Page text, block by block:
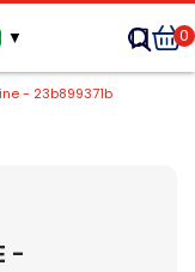
▼ 0
- 23b899371b
-